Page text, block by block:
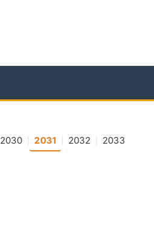
2030 2031 2032 2033